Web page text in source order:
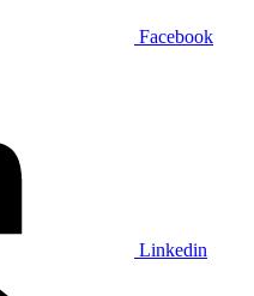
Facebook
Linkedin